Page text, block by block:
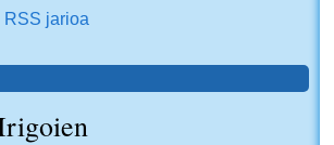
RSS jarioa